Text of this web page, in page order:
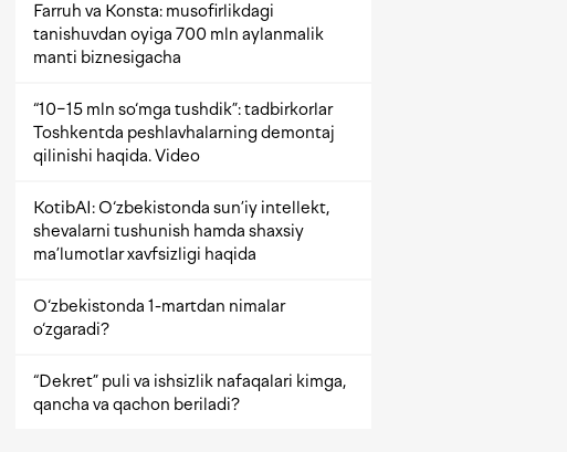
Farruh va Konsta: musofirlikdagi
tanishuvdan oyiga 700 mln aylanmalik
manti biznesigacha
“10−15 mln so‘mga tushdik”: tadbirkorlar
Toshkentda peshlavhalarning demontaj
qilinishi haqida. Video
KotibAI: O‘zbekistonda sun’iy intellekt,
shevalarni tushunish hamda shaxsiy
ma’lumotlar xavfsizligi haqida
O‘zbekistonda 1-martdan nimalar
o‘zgaradi?
“Dekret” puli va ishsizlik nafaqalari kimga,
qancha va qachon beriladi?